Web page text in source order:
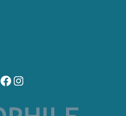
visitez notre page facebook
suivez notre compte instagram